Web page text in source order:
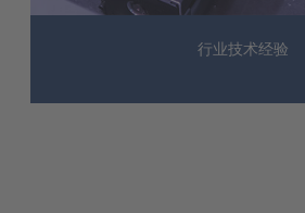
行业技术经验